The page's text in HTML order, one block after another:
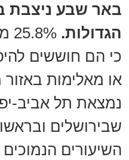
באר שבע ניצבת
הגדולות.
כי הם חוששים
או מאלימות
שבירושלים
השיעורים הנמוכים